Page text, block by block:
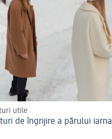
utile
de îngrijire a părului iarna